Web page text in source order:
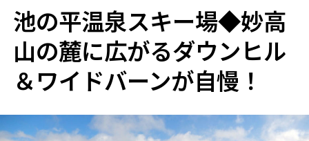
池の平温泉スキー場◆妙高
山の麓に広がるダウンヒル
＆ワイドバーンが自慢！